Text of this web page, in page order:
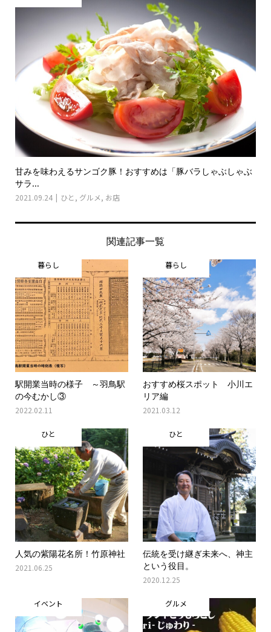
甘みを味わえるサンゴク豚！おすすめは「豚バラしゃぶしゃぶ
サラ...
2021.09.24 ひと , グルメ, お店
関連記事一覧
暮らし
駅開業当時の様子 ～羽鳥駅
の今むかし③
2022.02.11
暮らし
おすすめ桜スポット 小川エ
リア編
2021.03.12
ひと
人気の紫陽花名所！竹原神社
2021.06.25
ひと
伝統を受け継ぎ未来へ、神主
という役目。
2020.12.25
イベント グルメ